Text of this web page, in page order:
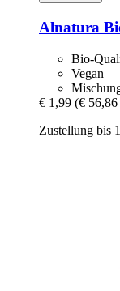
Alnatura
Bio-
Vegan
€ 1,99 (€
Zustellung bis